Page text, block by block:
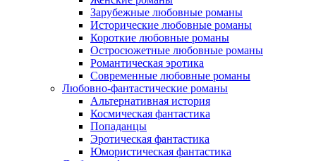
Зарубежные любовные романы
Исторические любовные романы
Короткие любовные романы
Остросюжетные любовные романы
Романтическая эротика
Современные любовные романы
Любовно-фантастические романы
Альтернативная история
Космическая фантастика
Попаданцы
Эротическая фантастика
Юмористическая фантастика